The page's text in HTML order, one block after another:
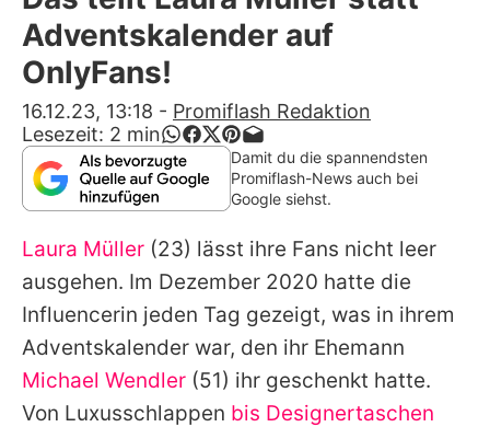
Alle Themen auf Promiflash
App runterladen
Team
Redaktionelle Richtlinien
Impressum
Datenschutzerklärung
Nutzungsbedingungen
Utiq verwalten
Adventskalender auf
OnlyFans!
16.12.23, 13:18 - Promiflash Redaktion
Lesezeit: 2 min
Damit du die spannendsten
Promiflash-News auch bei
Google siehst.
Laura Müller (23) lässt ihre Fans nicht leer
ausgehen. Im Dezember 2020 hatte die
Influencerin jeden Tag gezeigt, was in ihrem
Adventskalender war, den ihr Ehemann
Michael Wendler (51) ihr geschenkt hatte.
Von Luxusschlappen bis Designertaschen